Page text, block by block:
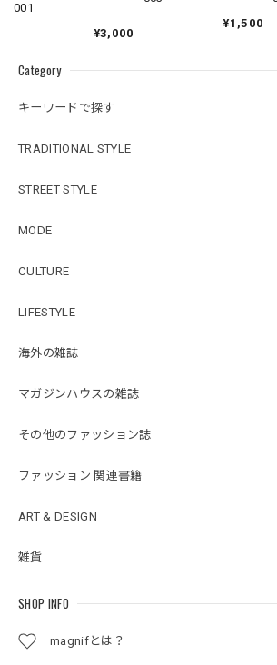
Category
キーワードで探す
TRADITIONAL STYLE
STREET STYLE
MODE
CULTURE
LIFESTYLE
海外の雑誌
マガジンハウスの雑誌
その他のファッション誌
ファッション 関連書籍
ART & DESIGN
雑貨
SHOP INFO
magnifとは？
001
¥3,000
¥1,500